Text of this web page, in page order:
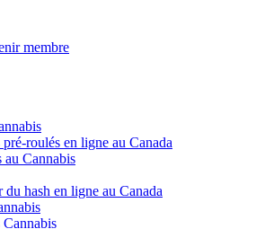
roulés en ligne au Canada
au Cannabis
du hash en ligne au Canada
Cannabis